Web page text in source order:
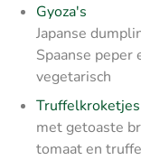
Gyoza's
Japanse
Spaanse peper
vegetarisch
Truffelkroketjes
met getoaste
tomaat en